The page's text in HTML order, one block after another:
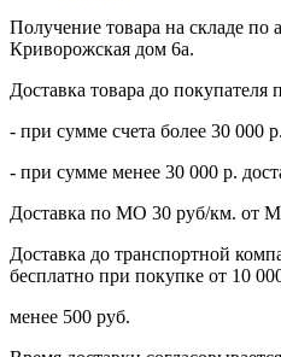
Получение товара на складе по
Криворожская дом 6а.
Доставка товара до покупателя
- при сумме счета более 30 000
- при сумме менее 30 000 р.
Доставка по МО 30 руб/км. от
Доставка до транспортной
бесплатно при покупке от 10
менее 500 руб.